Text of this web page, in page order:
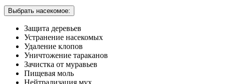
Выбрать насекомое:
Защита деревьев
Устранение насекомых
Удаление клопов
Уничтожение тараканов
Зачистка от муравьев
Пищевая моль
Нейтрализация мух